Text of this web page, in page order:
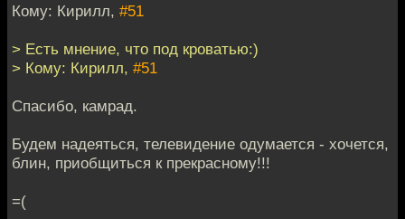
Кому: Кирилл, #51
> Есть мнение, что под кроватью:)
> Кому: Кирилл, #51
Спасибо, камрад.
Будем надеяться, телевидение одумается - хочется,
блин, приобщиться к прекрасному!!!
=(